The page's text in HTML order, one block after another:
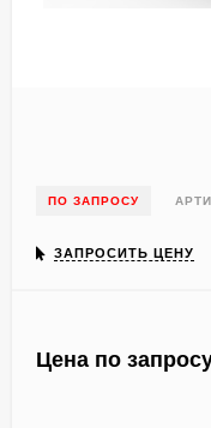
ПО ЗАПРОСУ
ЗАПРОСИТЬ ЦЕНУ
Цена по